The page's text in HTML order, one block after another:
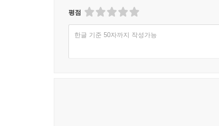
평점
한글 기준 50자까지 작성가능